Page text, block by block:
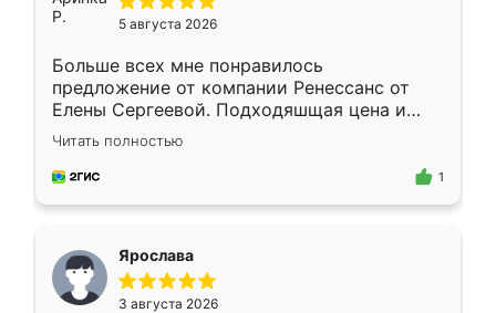
5 августа 2026
Больше всех мне понравилось
предложение от компании Ренессанс от
Елены Сергеевой. Подходяшщая цена и
короткие сроки изготовления. Приехавший
для замера сотрудник Владислав
предложил по моему эскизу самый
Читать полностью
1
Ярослава
3 августа 2026